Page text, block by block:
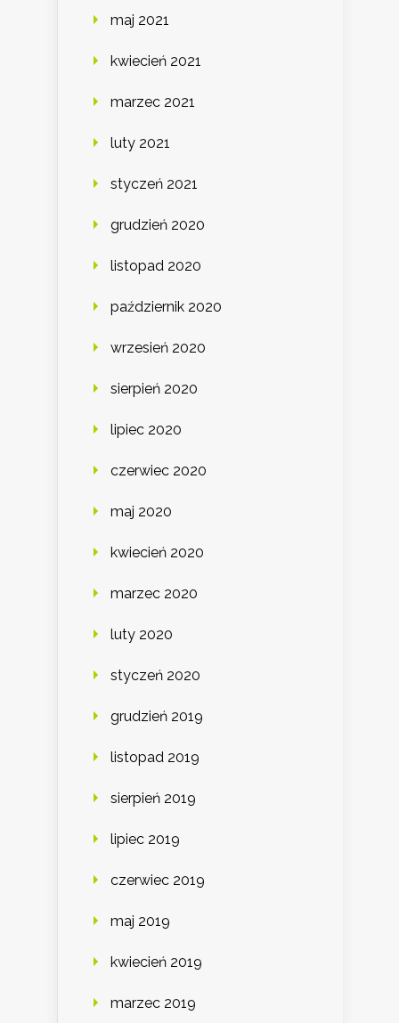
maj 2021
kwiecień 2021
marzec 2021
luty 2021
styczeń 2021
grudzień 2020
listopad 2020
październik 2020
wrzesień 2020
sierpień 2020
lipiec 2020
czerwiec 2020
maj 2020
kwiecień 2020
marzec 2020
luty 2020
styczeń 2020
grudzień 2019
listopad 2019
sierpień 2019
lipiec 2019
czerwiec 2019
maj 2019
kwiecień 2019
marzec 2019